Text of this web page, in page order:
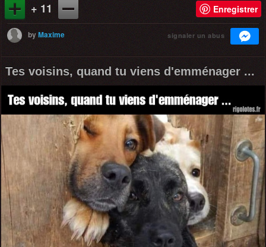
+ 11 Enregistrer
byMaxime signaler un abus
Tes voisins, quand tu viens d'emménager ...